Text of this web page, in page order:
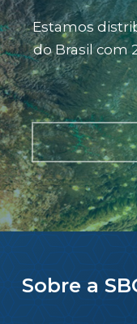
Estamos
do Brasil com
Sobre a